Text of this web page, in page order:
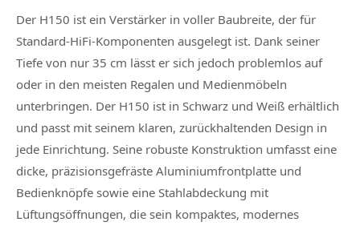
Der H150 ist ein Verstärker in voller Baubreite, der für
Standard-HiFi-Komponenten ausgelegt ist. Dank seiner
Tiefe von nur 35 cm lässt er sich jedoch problemlos auf
oder in den meisten Regalen und Medienmöbeln
unterbringen. Der H150 ist in Schwarz und Weiß erhältlich
und passt mit seinem klaren, zurückhaltenden Design in
jede Einrichtung. Seine robuste Konstruktion umfasst eine
dicke, präzisionsgefräste Aluminiumfrontplatte und
Bedienknöpfe sowie eine Stahlabdeckung mit
Lüftungsöffnungen, die sein kompaktes, modernes